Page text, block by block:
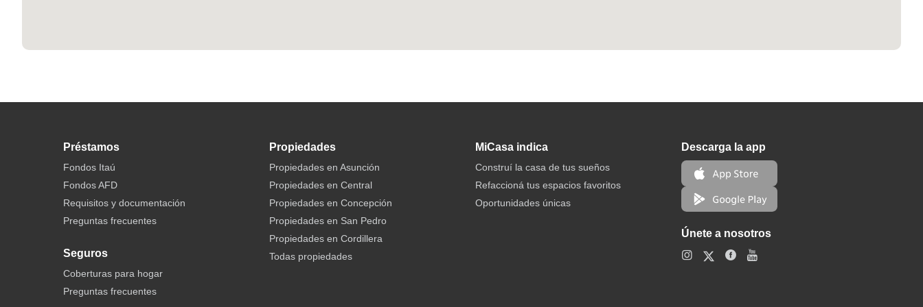
Préstamos
Fondos Itaú
Fondos AFD
Requisitos y documentación
Preguntas frecuentes
Seguros
Coberturas para hogar
Preguntas frecuentes
Propiedades
Propiedades en Asunción
Propiedades en Central
Propiedades en Concepción
Propiedades en San Pedro
Propiedades en Cordillera
Todas propiedades
MiCasa indica
Construí la casa de tus sueños
Refaccioná tus espacios favoritos
Oportunidades únicas
Descarga la app
Únete a nosotros